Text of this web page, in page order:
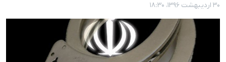
۳۰ اردیبهشت ۱۳۹۶، ۱۸:۳۰